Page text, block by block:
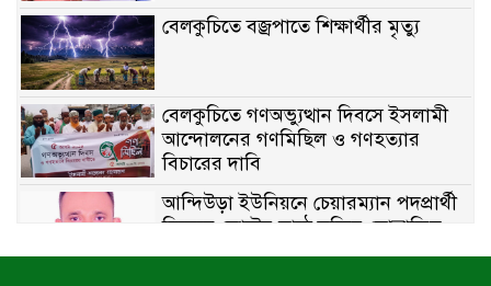
বেলকুচিতে বজ্রপাতে শিক্ষার্থীর মৃত্যু
বেলকুচিতে গণঅভ্যুত্থান দিবসে ইসলামী
আন্দোলনের গণমিছিল ও গণহত্যার
বিচারের দাবি
আন্দিউড়া ইউনিয়নে চেয়ারম্যান পদপ্রার্থী
হিসেবে ভোটের মাঠে সক্রিয় মোত্তাকিম
চৌধুরী